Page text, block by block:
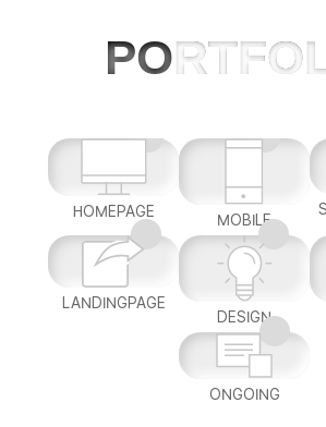
PO
HOMEPAGE MOBILE
LANDINGPAGE
DESIGN
ONGOING